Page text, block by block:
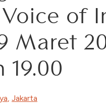
of
Maret
19.00
Jakarta